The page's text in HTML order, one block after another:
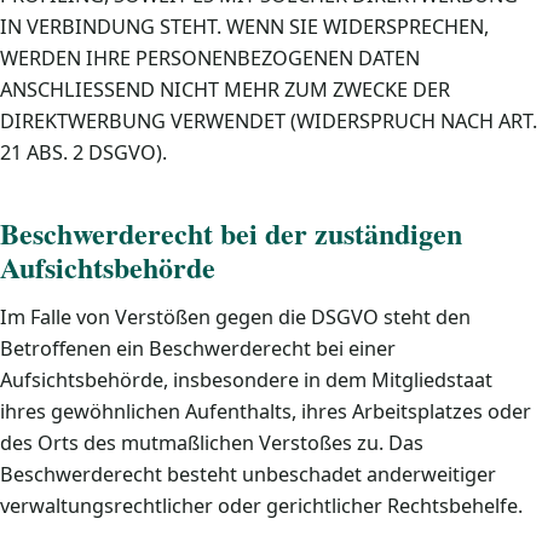
IN VERBINDUNG STEHT. WENN SIE WIDERSPRECHEN,
WERDEN IHRE PERSONENBEZOGENEN DATEN
ANSCHLIESSEND NICHT MEHR ZUM ZWECKE DER
DIREKTWERBUNG VERWENDET (WIDERSPRUCH NACH ART.
21 ABS. 2 DSGVO).
Beschwerde­recht bei der zuständigen
Aufsichts­behörde
Im Falle von Verstößen gegen die DSGVO steht den
Betroffenen ein Beschwerderecht bei einer
Aufsichtsbehörde, insbesondere in dem Mitgliedstaat
ihres gewöhnlichen Aufenthalts, ihres Arbeitsplatzes oder
des Orts des mutmaßlichen Verstoßes zu. Das
Beschwerderecht besteht unbeschadet anderweitiger
verwaltungsrechtlicher oder gerichtlicher Rechtsbehelfe.